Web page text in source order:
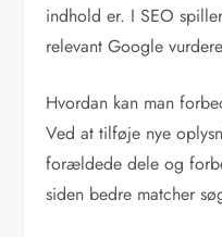
indhold er. I SEO
relevant Google
Hvordan kan man
Ved at tilføje nye
forældede dele og
siden bedre matcher